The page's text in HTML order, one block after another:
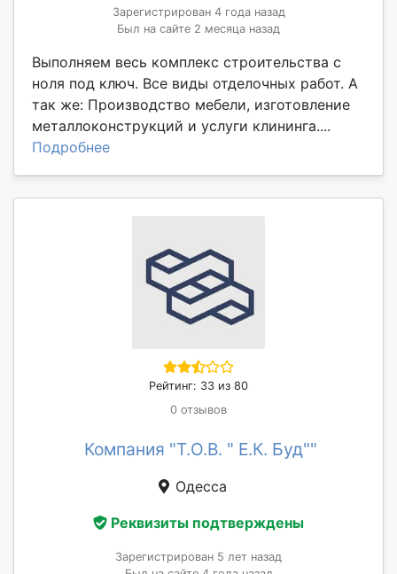
Зарегистрирован 4 года назад
Был на сайте 2 месяца назад
Выполняем весь комплекс строительства с
ноля под ключ. Все виды отделочных работ. А
так же: Производство мебели, изготовление
металлоконструкций и услуги клининга....
Подробнее
Рейтинг: 33 из 80
0 отзывов
Компания "Т.О.В. " Е.К. Буд""
Одесса
Реквизиты подтверждены
Зарегистрирован 5 лет назад